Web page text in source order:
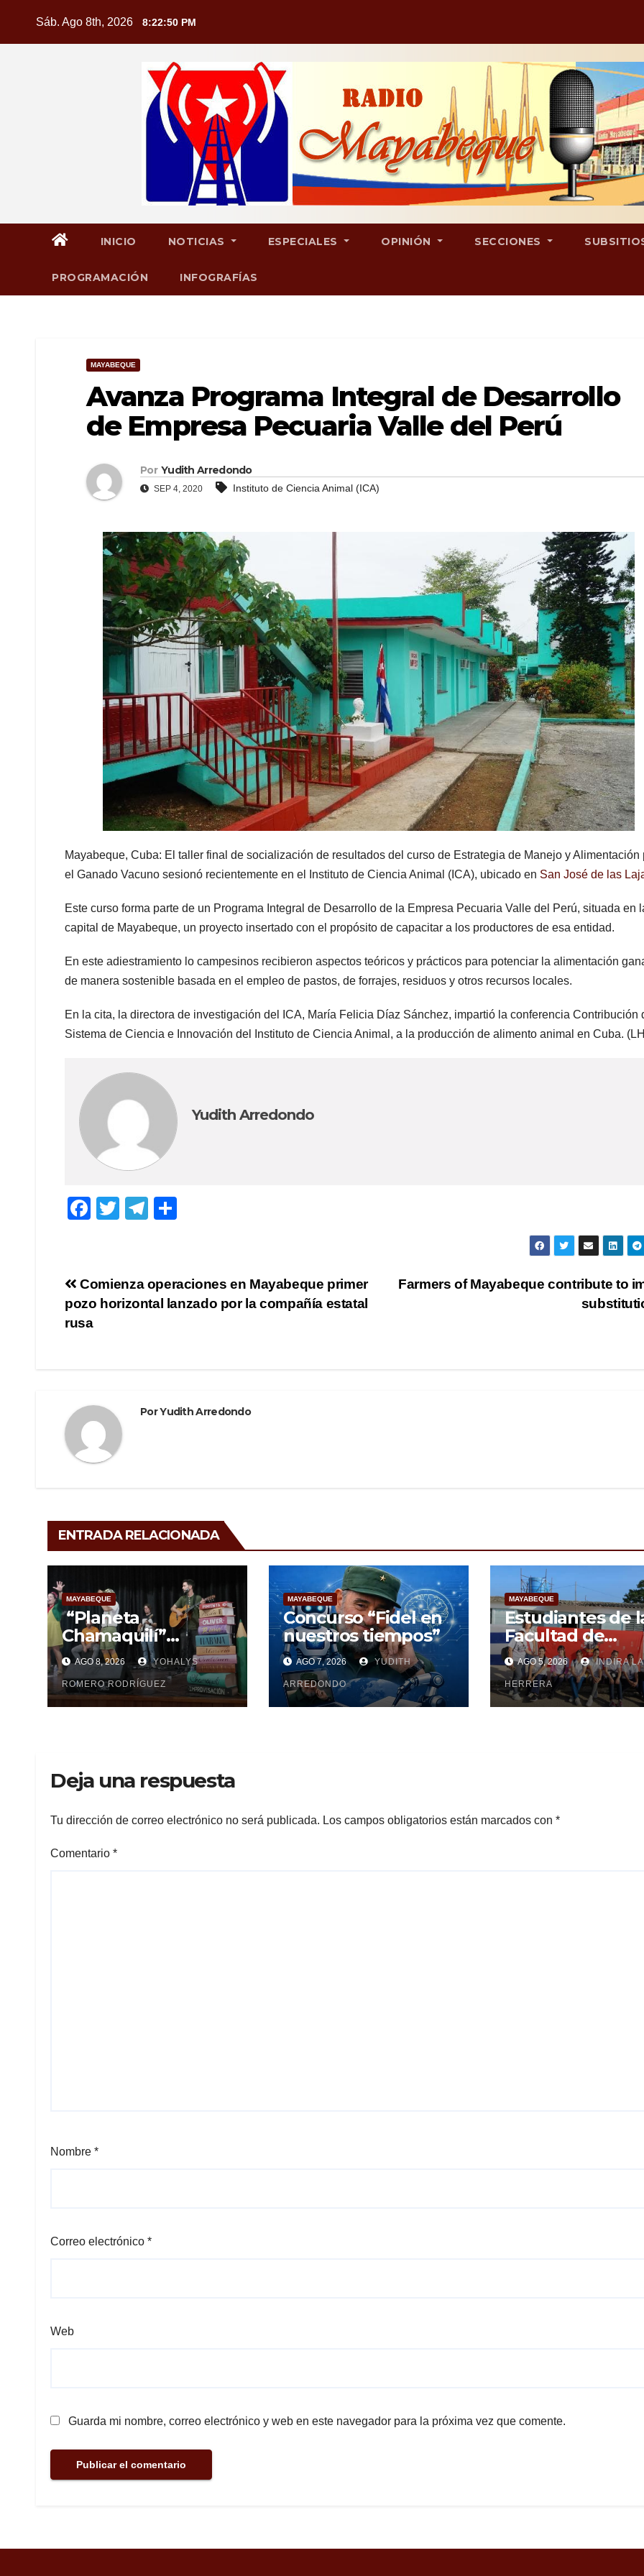
Sáb. Ago 8th, 2026 8:22:51 PM
INICIO NOTICIAS ESPECIALES OPINIÓN SECCIONES
PROGRAMACIÓN INFOGRAFÍAS
MAYABEQUE
Avanza Programa Integral de Desarrollo
de Empresa Pecuaria Valle del Perú
Por Yudith Arredondo
SEP 4, 2020 Instituto de Ciencia Animal (ICA)
Mayabeque, Cuba: El taller final de socialización de resultados del curso de Estrategia de Manejo y Alimentación
el Ganado Vacuno sesionó recientemente en el Instituto de Ciencia Animal (ICA), ubicado en San José de las
Este curso forma parte de un Programa Integral de Desarrollo de la Empresa Pecuaria Valle del Perú, situada en
capital de Mayabeque, un proyecto insertado con el propósito de capacitar a los productores de esa entidad.
En este adiestramiento lo campesinos recibieron aspectos teóricos y prácticos para potenciar la alimentación
de manera sostenible basada en el empleo de pastos, de forrajes, residuos y otros recursos locales.
En la cita, la directora de investigación del ICA, María Felicia Díaz Sánchez, impartió la conferencia Contribución
Sistema de Ciencia e Innovación del Instituto de Ciencia Animal, a la producción de alimento animal en Cuba.
Yudith Arredondo
F
e
b
o
T
er
T
gr
a
p
ar
Navegación
de
Farmers of Mayabeque contribute to
Comienza operaciones en Mayabeque primer
pozo horizontal lanzado por la compañía estatal
rusa
PorYudith Arredondo
ENTRADA RELACIONADA
MAYABEQUE
“Planeta
Chamaquilí”
enamora a
Mayabeque: Arte,
poesía y amor en la
Semana Mundial de
AGO 8, 2026 YOHALYS
ROMERO RODRÍGUEZ
MAYABEQUE
Concurso “Fidel en
nuestros tiempos”
AGO 7, 2026 YUDITH
ARREDONDO
MAYABEQUE
Estudiantes de
Facultad de
Ciencias
Mayabeque
pesquisa
AGO 5, 2026 INDIRA LA
HERRERA
Deja una respuesta
Tu dirección de correo electrónico no será publicada. Los campos obligatorios están marcados con *
Comentario *
Nombre *
Correo electrónico *
Web
Guarda mi nombre, correo electrónico y web en este navegador para la próxima vez que comente.